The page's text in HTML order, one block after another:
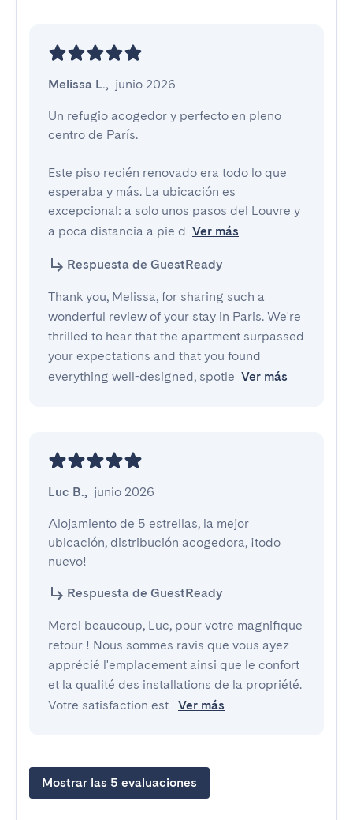
Melissa L., junio 2026
Un refugio acogedor y perfecto en pleno
centro de París.
Este piso recién renovado era todo lo que
esperaba y más. La ubicación es
excepcional: a solo unos pasos del Louvre y
a poca distancia a pie d Ver más
Respuesta de GuestReady
Thank you, Melissa, for sharing such a
wonderful review of your stay in Paris. We're
thrilled to hear that the apartment surpassed
your expectations and that you found
everything well-designed, spotle Ver más
Luc B., junio 2026
Alojamiento de 5 estrellas, la mejor
ubicación, distribución acogedora, ¡todo
nuevo!
Respuesta de GuestReady
Merci beaucoup, Luc, pour votre magnifique
retour ! Nous sommes ravis que vous ayez
apprécié l'emplacement ainsi que le confort
et la qualité des installations de la propriété.
Votre satisfaction est
Ver más
Mostrar las 5 evaluaciones